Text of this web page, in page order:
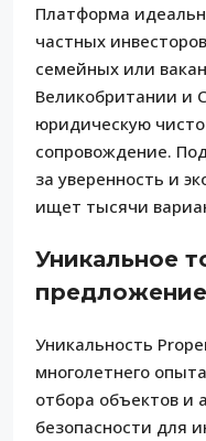
Платформа
частных
семейных или
Великобритании и
юридическую
сопровождение.
за уверенность и
ищет тысячи
Уникальное
предложение
Уникальность
многолетнего
отбора объектов и
безопасности для